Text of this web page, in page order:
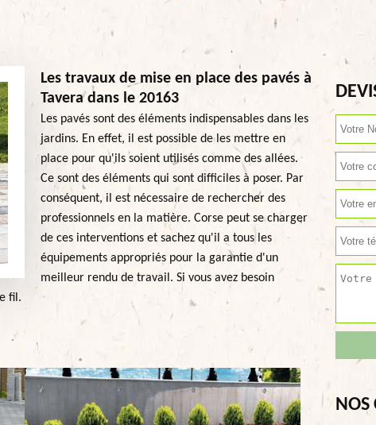
Les travaux de mise en place des pavés à
Tavera dans le 20163
Les pavés sont des éléments indispensables dans les
jardins. En effet, il est possible de les mettre en
place pour qu'ils soient utilisés comme des allées.
Ce sont des éléments qui sont difficiles à poser. Par
conséquent, il est nécessaire de rechercher des
professionnels en la matière. Corse peut se charger
de ces interventions et sachez qu'il a tous les
équipements appropriés pour la garantie d'un
meilleur rendu de travail. Si vous avez besoin
fil.
NOS